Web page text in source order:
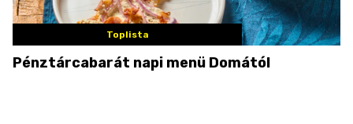
Toplista
Pénztárcabarát napi menü Domától